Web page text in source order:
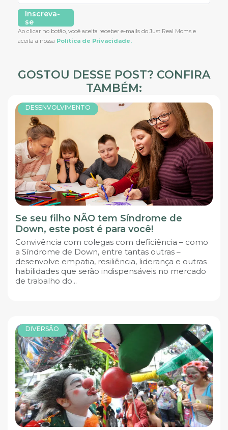
Inscreva-
se
Ao clicar no botão, você aceita receber e-mails do Just Real Moms e
aceita a nossa Política de Privacidade.
GOSTOU DESSE POST? CONFIRA
TAMBÉM:
DESENVOLVIMENTO
Se seu filho NÃO tem Síndrome de
Down, este post é para você!
Convivência com colegas com deficiência – como
a Síndrome de Down, entre tantas outras –
desenvolve empatia, resiliência, liderança e outras
habilidades que serão indispensáveis no mercado
de trabalho do...
DIVERSÃO